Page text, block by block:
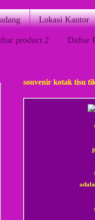
Lokasi Kantor
product 2 Daftar
souvenir kotak tisu